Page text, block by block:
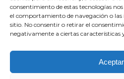
consentimiento de estas tecnologías
el comportamiento de navegación o las
sitio. No consentir o retirar el
negativamente a ciertas características
Aceptar
c/ Barón de Pinopar
Mallorca
Preguntas